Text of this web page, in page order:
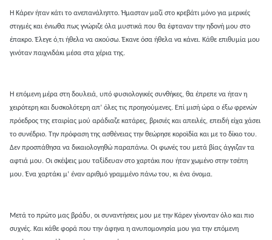
Η Κάρεν ήταν κάτι το ανεπανάληπτο. Ήμασταν μαζί στο κρεβάτι μόνο για μερικές
στιγμές και ένιωθα πως γνώριζε όλα μυστικά που θα έφταναν την ηδονή μου στο
έπακρο. Έλεγε ό,τι ήθελα να ακούσω. Έκανε όσα ήθελα να κάνει. Κάθε επιθυμία μου
γινόταν παιχνιδάκι μέσα στα χέρια της.
Η επόμενη μέρα στη δουλειά, υπό φυσιολογικές συνθήκες, θα έπρεπε να ήταν η
χειρότερη και δυσκολότερη απ’ όλες τις προηγούμενες. Επί μισή ώρα ο έξω φρενών
πρόεδρος της εταιρίας μού αράδιαζε κατάρες, βρισιές και απειλές, επειδή είχα χάσει
το συνέδριο. Την πρόφαση της ασθένειας την θεώρησε κοροϊδία και με το δίκιο του.
Δεν προσπάθησα να δικαιολογηθώ παραπάνω. Οι φωνές του μετά βίας άγγιζαν τα
αφτιά μου. Οι σκέψεις μου ταξίδευαν στο χαρτάκι που ήταν χωμένο στην τσέπη
μου. Ένα χαρτάκι μ’ έναν αριθμό γραμμένο πάνω του, κι ένα όνομα.
Μετά το πρώτο μας βράδυ, οι συναντήσεις μου με την Κάρεν γίνονταν όλο και πιο
συχνές. Και κάθε φορά που την άφηνα η ανυπομονησία μου για την επόμενη